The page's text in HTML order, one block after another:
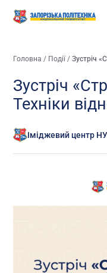
Головна / Події/Зустріч
Зустріч
Техніки